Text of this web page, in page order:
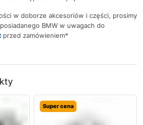
w doborze akcesoriów i części, prosimy
BMW w uwagach do
przed zamówieniem*
Super cena